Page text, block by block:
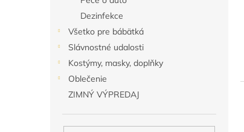
Dezinfekce
Všetko pre bábätká
Slávnostné udalosti
Kostýmy, masky, doplňky
Oblečenie
ZIMNÝ VÝPREDAJ